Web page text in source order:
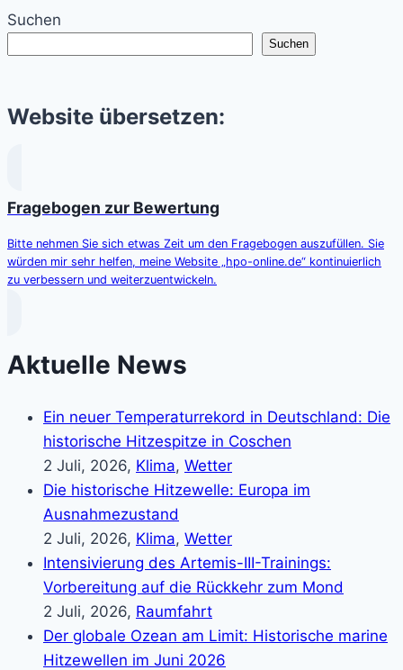
Suchen
Suchen
Website übersetzen:
Fragebogen zur Bewertung
Bitte nehmen Sie sich etwas Zeit um den Fragebogen auszufüllen. Sie
würden mir sehr helfen, meine Website „hpo-online.de“ kontinuierlich
zu verbessern und weiterzuentwickeln.
Aktuelle News
Ein neuer Temperaturrekord in Deutschland: Die
historische Hitzespitze in Coschen
2 Juli, 2026, Klima, Wetter
Die historische Hitzewelle: Europa im
Ausnahmezustand
2 Juli, 2026, Klima, Wetter
Intensivierung des Artemis-III-Trainings:
Vorbereitung auf die Rückkehr zum Mond
2 Juli, 2026, Raumfahrt
Der globale Ozean am Limit: Historische marine
Hitzewellen im Juni 2026